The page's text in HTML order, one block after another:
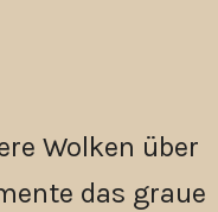
Wolken über
das graue